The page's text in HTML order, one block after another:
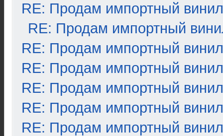
RE: Продам импортный винил
RE: Продам импортный
RE: Продам импортный винил
RE: Продам импортный винил
RE: Продам импортный винил
RE: Продам импортный винил
RE: Продам импортный винил